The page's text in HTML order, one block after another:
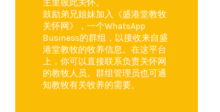
主里彼此关怀。
鼓励弟兄姐妹加入《盛港堂教牧
关怀网》，一个WhatsApp
Business的群组，以接收来自盛
港堂教牧的牧养信息。在这平台
上，你可以直接联系负责关怀网
的教牧人员。群组管理员也可通
知教牧有关牧养的需要。